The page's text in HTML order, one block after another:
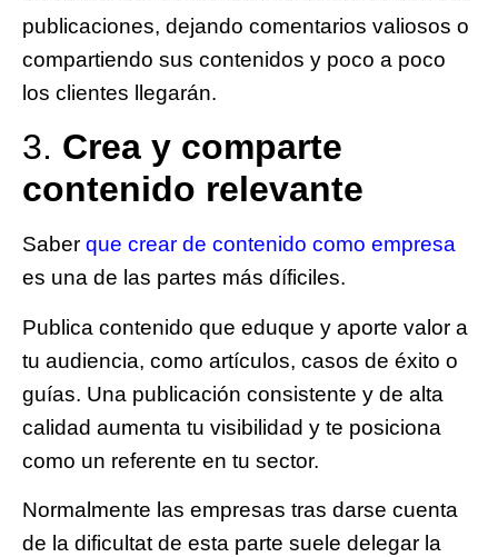
publicaciones, dejando comentarios valiosos o
compartiendo sus contenidos y poco a poco
los clientes llegarán.
3. Crea y comparte
contenido relevante
Saber que crear de contenido como empresa
es una de las partes más díficiles.
Publica contenido que eduque y aporte valor a
tu audiencia, como artículos, casos de éxito o
guías. Una publicación consistente y de alta
calidad aumenta tu visibilidad y te posiciona
como un referente en tu sector.
Normalmente las empresas tras darse cuenta
de la dificultat de esta parte suele delegar la